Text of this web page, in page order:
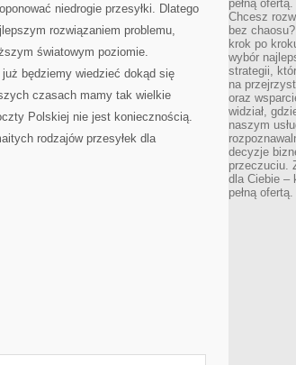
niedrogie przesyłki. Dlatego
rozwiązaniem problemu,
światowym poziomie.
będziemy wiedzieć dokąd się
czasach mamy tak wielkie
Polskiej nie jest koniecznością.
rodzajów przesyłek dla
pełną ofertą.
Chcesz
bez
krok po
wybór
strategii,
na
oraz
widział,
naszym
decyzje
przeczuciu.
dla Ciebie –
pełną ofertą.